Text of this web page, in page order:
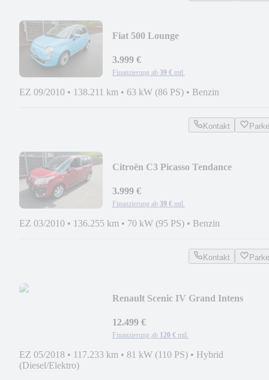
Fiat 500 Lounge
3.999 €
Finanzierung ab 39 € mtl.
EZ 09/2010 • 138.211 km • 63 kW (86 PS) • Benzin
Kontakt
Citroën C3 Picasso Tendance
3.999 €
Finanzierung ab 39 € mtl.
EZ 03/2010 • 136.255 km • 70 kW (95 PS) • Benzin
Kontakt
Renault Scenic IV Grand Intens
12.499 €
Finanzierung ab 120 € mtl.
EZ 05/2018 • 117.233 km • 81 kW (110 PS) • Hybrid
(Diesel/Elektro)